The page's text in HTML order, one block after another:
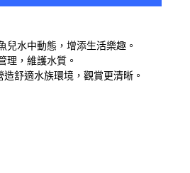
水中動態，增添生活樂趣。
理，維護水質。
舒適水族環境，觀賞更清晰。